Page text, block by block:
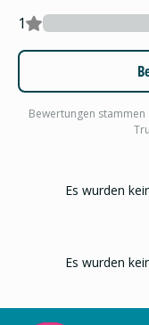
1
Bewertungen
Es wurden
Es wurden